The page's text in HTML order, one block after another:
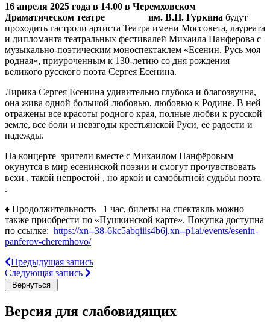
16 апреля 2025 года в 14.00 в Черемховском
Драматическом театре им. В.П. Гуркина будут
проходить гастроли артиста Театра имени Моссовета, лауреата
и дипломанта театральных фестивалей Михаила Панферова с
музыкально-поэтическим моноспектаклем «Есенин. Русь моя
родная», приуроченным к 130-летию со дня рождения
великого русского поэта Сергея Есенина.
Лирика Сергея Есенина удивительно глубока и благозвучна,
она жива одной большой любовью, любовью к Родине. В ней
отражены все красоты родного края, полные любви к русской
земле, все боли и невзгоды крестьянской Руси, ее радости и
надежды.
На концерте зрители вместе с Михаилом Панфёровым
окунутся в мир есенинской поэзии и смогут прочувствовать
вехи , такой непростой , но яркой и самобытной судьбы поэта
.
♦️ Продолжительность 1 час, билеты на спектакль можно
также приобрести по «Пушкинской карте». Покупка доступна
по ссылке: https://xn--38-6kc5abqiiis4b6j.xn--p1ai/events/esenin-
panferov-cheremhovo/
Предыдущая запись
Следующая запись
Версия для слабовидящих